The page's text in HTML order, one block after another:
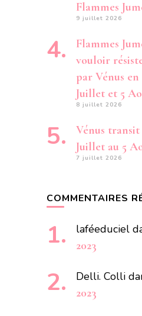
Flammes
9 juillet 2026
Flammes
vouloir
par Vénus
Juillet et 5
8 juillet 2026
Vénus
Juillet au 5
7 juillet 2026
COMMENTAIRES
laféeduciel
2023
Delli. Colli
2023